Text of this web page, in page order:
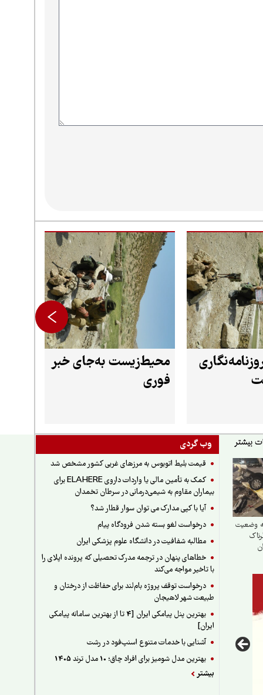
محیط‌زیست به‌جای خبر
فوری
وب گردی
قیمت بلیط اتوبوس به مرزهای غربی کشور مشخص شد
کمک به تأمین مالی یا واردات داروی ELAHERE برای
بیماران مقاوم به شیمی‌درمانی در سرطان تخمدان
آیا با کپی مدارک می توان سوار قطار شد؟
درخواست لغو بسته شدن فرودگاه پیام
مطالبه شفافیت در دانشگاه علوم پزشکی ایران
خطاهای پنهان در ترجمه مدرک تحصیلی که پرونده اپلای را
با تاخیر مواجه می‌کند
درخواست توقف پروژه بام‌لند برای حفاظت از درختان و
طبیعت شهر لاهیجان
بهترین پنل پیامکی ایران [4 تا از بهترین سامانه پیامکی
ایران]
آشنایی با خدمات متنوع اسنپ‌فود در رشت
بهترین مدل شومیز برای افراد چاق؛ 10 مدل ترند 1405
بیشتر
وضعیت